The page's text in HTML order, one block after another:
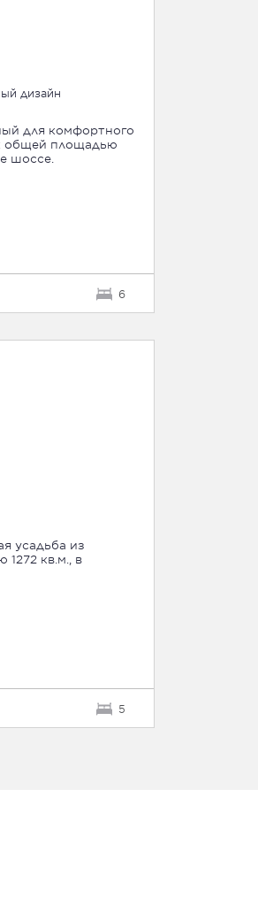
дизайн
для комфортного
общей площадью
шоссе.
6
усадьба из
кв.м., в
5